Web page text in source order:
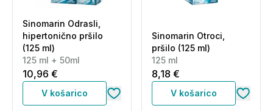
Sinomarin Odrasli,
hipertonično pršilo
(125 ml)
125 ml + 50ml
10,96 €
V košarico
Sinomarin Otroci,
pršilo (125 ml)
125 ml
8,18 €
V košarico